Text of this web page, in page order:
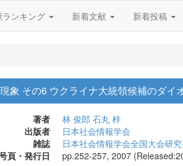
ランキング 新着文献 新着投稿
象 その6 ウクライナ大統領候補のダイ
著者 林 俊郎 石丸 梓
出版者
日本社会情報学会
雑誌
日本社会情報学会全国大会研
頁・発行日
pp.252-257, 2007